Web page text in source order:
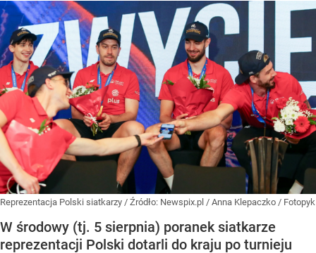
Reprezentacja Polski siatkarzy / Źródło: Newspix.pl / Anna Klepaczko / Fotopyk
W środowy (tj. 5 sierpnia) poranek siatkarze
reprezentacji Polski dotarli do kraju po turnieju